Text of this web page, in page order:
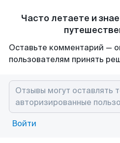
Часто летаете и
Оставьте комментарий —
пользователям принять
Войти